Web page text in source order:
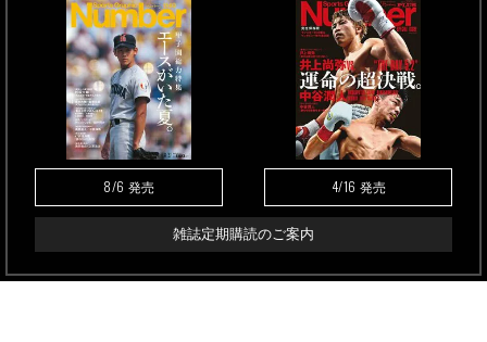
8/6 発売 4/16 発売
雑誌定期購読のご案内